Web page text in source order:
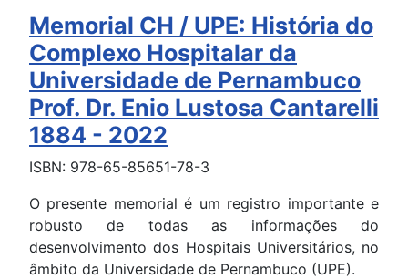
Memorial CH / UPE: História do
Complexo Hospitalar da
Universidade de Pernambuco
Prof. Dr. Enio Lustosa Cantarelli
1884 - 2022
ISBN: 978-65-85651-78-3
O presente memorial é um registro importante e
robusto de todas as informações do
desenvolvimento dos Hospitais Universitários, no
âmbito da Universidade de Pernambuco (UPE).